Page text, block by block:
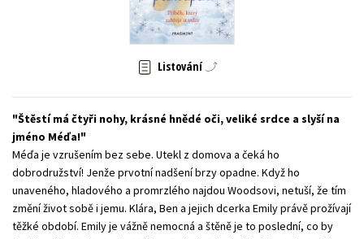
Zahraniční literatura
Všechny tituly
Listování
Štěstí má čtyři nohy, krásné hnědé oči, veliké srdce a slyší na
jméno Méďa!
Méďa je vzrušením bez sebe. Utekl z domova a čeká ho
dobrodružství! Jenže prvotní nadšení brzy opadne. Když ho
unaveného, hladového a promrzlého najdou Woodsovi, netuší, že tím
změní život sobě i jemu. Klára, Ben a jejich dcerka Emily právě prožívají
těžké období. Emily je vážně nemocná a štěně je to poslední, co by